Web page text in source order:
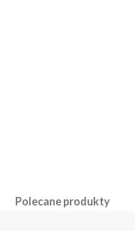
Polecane produkty